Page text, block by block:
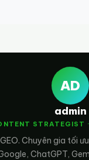
AD
admin
STRATEGIST
Chuyên gia
ChatGPT,